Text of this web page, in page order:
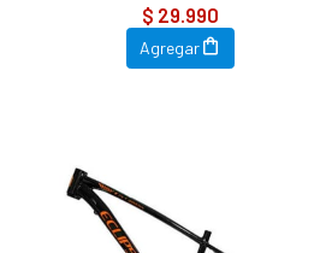
$ 29.990
Agregar